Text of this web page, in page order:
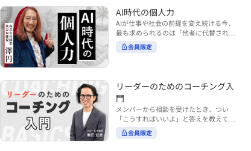
す。（順次公開） https://unlimited.glo
bis.co.jp/ja/tags/AI%E3%83%93%E3%8
2%B8%E3%83%8D%E3%82%B9%E3%
82%B7%E3%83%95%E3%83%88 ・基
礎編（第1回〜3回）：リーダーやマネー
のリーダーシップや組織変革を中心に学
ぶコース ・機能別戦略編（第8回〜12
回）：AI時代における機能別での戦略の
あり方を中心に学ぶコース より実践的な
AIツールの活用法について学びたい方は
『AI WORK SHIFTシリーズ』をご視聴く
が多い方 顧客の本当の課題や決裁者の判
断基準をつかみきれず、案件が前に進ま
ない方 再現性のある営業テクニックを身
につけたい方 ※本動画は、制作時点の情
報に基づき作成したものです（2026年7
い時代において、マネージャーとして成
果を上げ続けるためには、メンバーの個
性や特性を理解し、それに合わせた効果
的な任せ方を身につけることが重要で
す。このコースでは、ソーシャルスタイ
し、自身のリーダーシップを発揮できる
ようになっていきます。 ※本動画は、制
作時点の情報に基づき作成したものです
（2024年12月制作）
AI時代の個人力
AIが仕事や社会の前提を変え続ける今、
最も求められるのは「他者に代替されな
い個としての力」“個人力”です。 本コー
スでは、澤円氏の著書『個人力』をもと
ーマは、「Being（ありたい自分）」を
中心に据え、自ら考え（Think）、変化
し（Transform）、協働する（Collabor
ate）ことで、自分らしい価値を発揮し
ていくこと。 リスキリングやAI活用が叫
ばれる今こそ、スキルより先に“自分の
軸”を問うことが重要です。 あなたは何
会員限定
リーダーのためのコーチング入
門
メンバーから相談を受けたとき、つい
「こうすればいいよ」と答えを教えてし
まう。 あるいは、「自分で考えてほし
い」と思うあまり、すべて任せきりにし
会員限定